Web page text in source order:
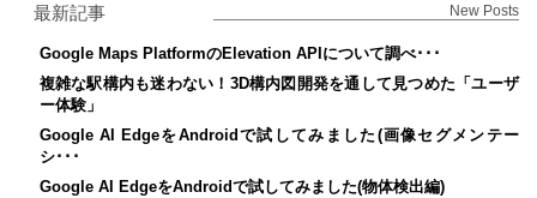
最新記事 New Posts
Google Maps PlatformのElevation APIについて調べ･･･
複雑な駅構内も迷わない！3D構内図開発を通して見つめた「ユーザ
ー体験」
Google AI EdgeをAndroidで試してみました(画像セグメンテー
シ･･･
Google AI EdgeをAndroidで試してみました(物体検出編)